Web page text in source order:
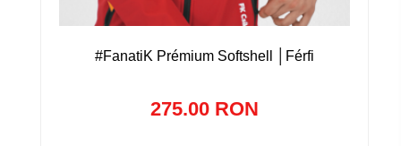
#FanatiK Prémium Softshell │Férfi
275.00 RON